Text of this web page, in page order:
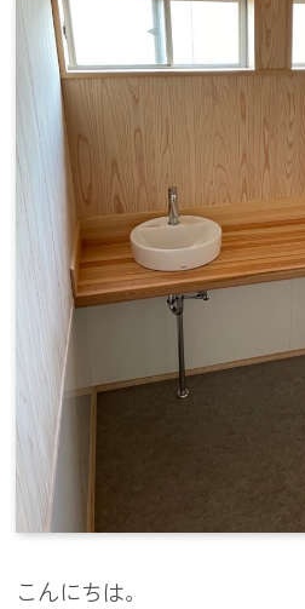
こんにちは。